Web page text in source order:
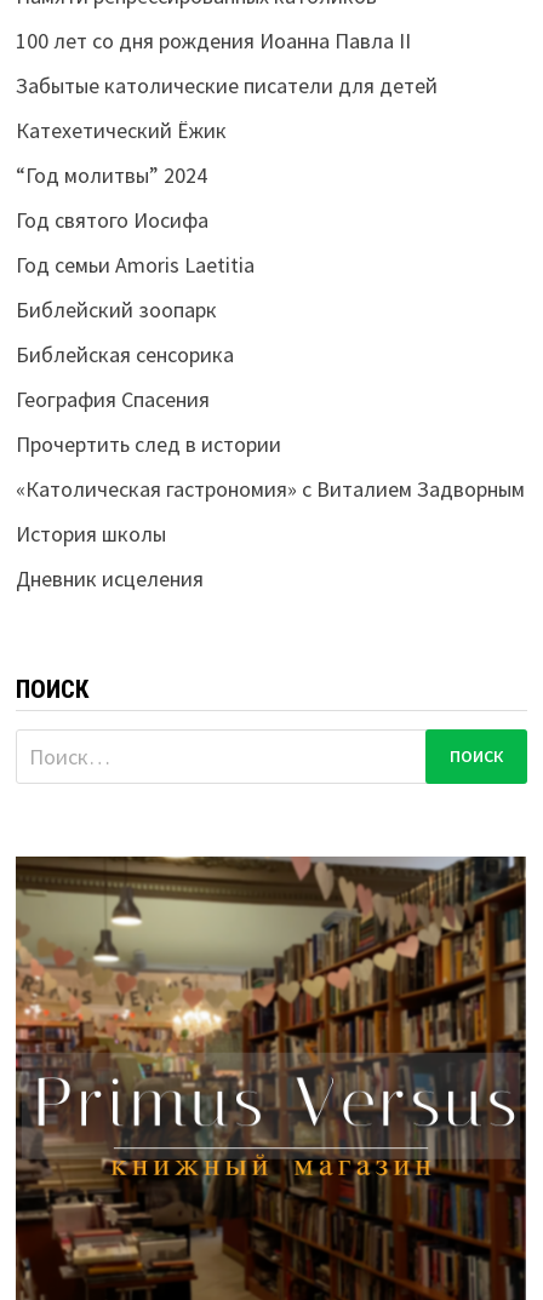
100 лет со дня рождения Иоанна Павла II
Забытые католические писатели для детей
Катехетический Ёжик
“Год молитвы” 2024
Год святого Иосифа
Год семьи Amoris Laetitia
Библейский зоопарк
Библейская сенсорика
География Спасения
Прочертить след в истории
«Католическая гастрономия» с Виталием Задворным
История школы
Дневник исцеления
ПОИСК
Найти: